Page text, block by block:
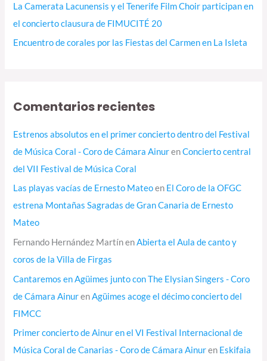
La Camerata Lacunensis y el Tenerife Film Choir participan en
el concierto clausura de FIMUCITÉ 20
Encuentro de corales por las Fiestas del Carmen en La Isleta
Comentarios recientes
Estrenos absolutos en el primer concierto dentro del Festival
de Música Coral - Coro de Cámara AinurenConcierto central
del VII Festival de Música Coral
Las playas vacías de Ernesto Mateoen El Coro de la OFGC
estrena Montañas Sagradas de Gran Canaria de Ernesto
Mateo
Fernando Hernández MartínenAbierta el Aula de canto y
coros de la Villa de Firgas
Cantaremos en Agüimes junto con The Elysian Singers - Coro
de Cámara AinurenAgüimes acoge el décimo concierto del
FIMCC
Primer concierto de Ainur en el VI Festival Internacional de
Música Coral de Canarias - Coro de Cámara Ainuren Eskifaia